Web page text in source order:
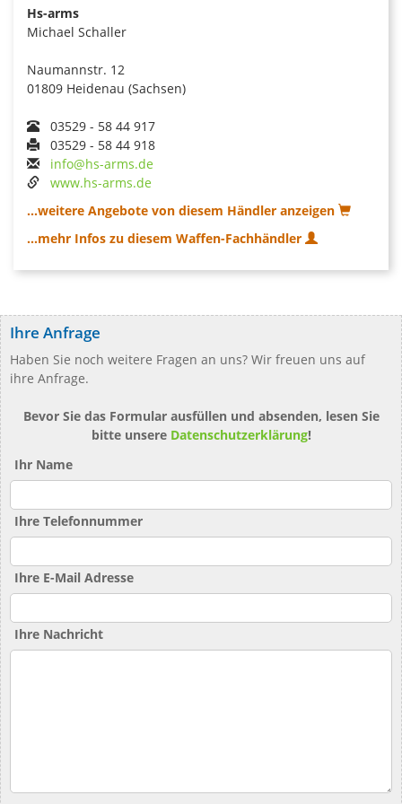
Hs-arms
Michael Schaller
Naumannstr. 12
01809 Heidenau (Sachsen)
03529 - 58 44 917
03529 - 58 44 918
info@hs-arms.de
www.hs-arms.de
...weitere Angebote von diesem Händler anzeigen
...mehr Infos zu diesem Waffen-Fachhändler
Ihre Anfrage
Haben Sie noch weitere Fragen an uns? Wir freuen uns auf
ihre Anfrage.
Bevor Sie das Formular ausfüllen und absenden, lesen Sie
bitte unsere Datenschutzerklärung!
Ihr Name
Ihre Telefonnummer
Ihre E-Mail Adresse
Ihre Nachricht